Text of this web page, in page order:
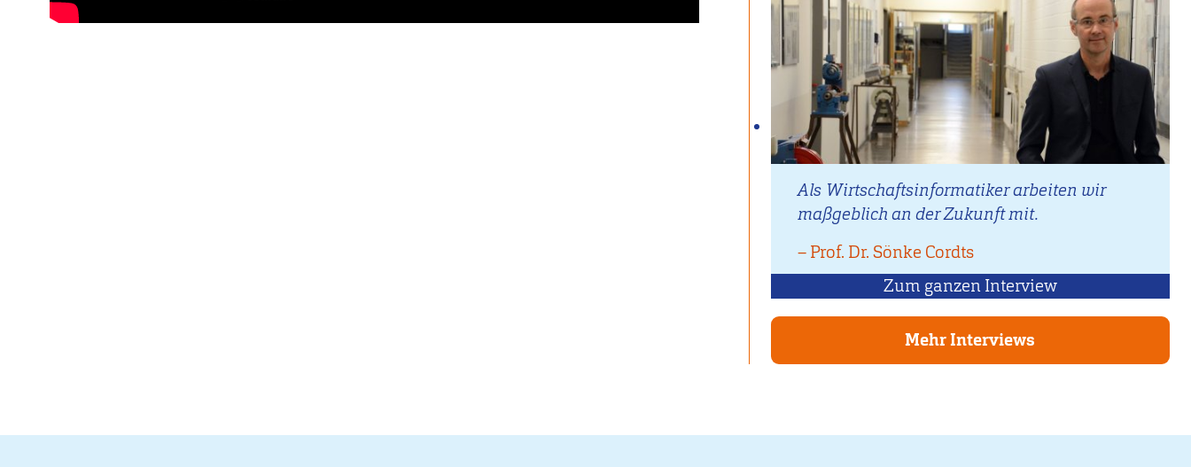
Als Wirtschaftsinformatiker arbeiten wir
maßgeblich an der Zukunft mit.
– Zitat
von
Prof. Dr. Sönke Cordts
Zum ganzen Interviewmit
Sönke
Mehr Interviews